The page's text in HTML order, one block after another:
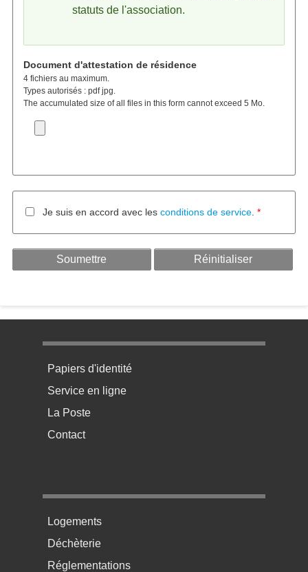
statuts de l'association.
Document d'attestation de résidence
4 fichiers au maximum.
Types autorisés : pdf jpg.
The accumulated size of all files in this form cannot exceed 5 Mo.
Je suis en accord avec les conditions de service
Menu pratique bas de page 1
Papiers d'identité
Service en ligne
La Poste
Contact
Menu pratique bas de page 2
Logements
Déchèterie
Réglementations